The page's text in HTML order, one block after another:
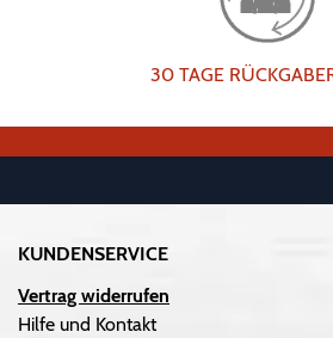
30 TAGE
KUNDENSERVICE
Vertrag widerrufen
Hilfe und Kontakt